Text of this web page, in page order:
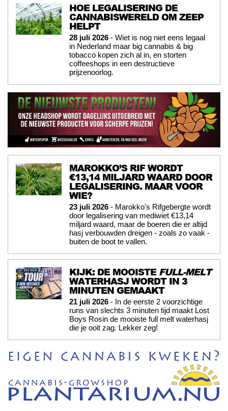
HOE LEGALISERING DE
CANNABISWERELD OM ZEEP
HELPT
28 juli 2026 - Wiet is nog niet eens legaal
in Nederland maar big cannabis & big
tobacco kopen zich al in, en storten
coffeeshops in een destructieve
prijzenoorlog.
MAROKKO’S RIF WORDT
€13,14 MILJARD WAARD DOOR
LEGALISERING. MAAR VOOR
WIE?
23 juli 2026 - Marokko's Rifgebergte wordt
door legalisering van mediwiet €13,14
miljard waard, maar de boeren die er altijd
hasj verbouwden dreigen - zoals zo vaak -
buiten de boot te vallen.
KIJK: DE MOOISTEFULL-MELT
WATERHASJ WORDT IN 3
MINUTEN GEMAAKT
21 juli 2026 - In de eerste 2 voorzichtige
runs van slechts 3 minuten tijd maakt Lost
Boys Rosin de mooiste full melt waterhasj
die je ooit zag. Lekker zeg!